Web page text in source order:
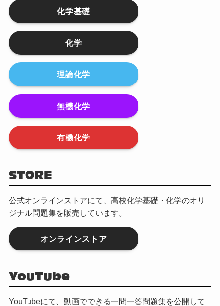
化学基礎
化学
理論化学
無機化学
有機化学
STORE
公式オンラインストアにて、高校化学基礎・化学のオリ
ジナル問題集を販売しています。
オンラインストア
YouTube
YouTubeにて、動画でできる一問一答問題集を公開して